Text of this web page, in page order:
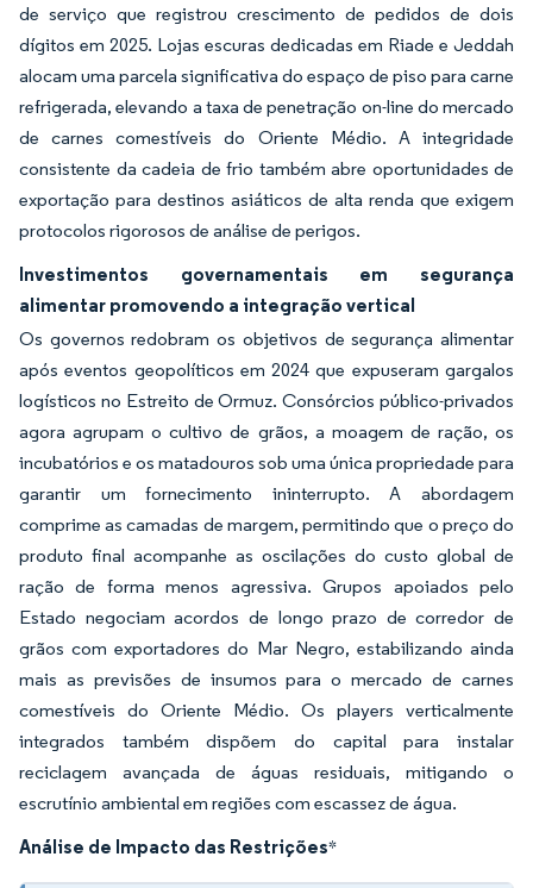
de serviço que registrou crescimento de pedidos de dois
dígitos em 2025. Lojas escuras dedicadas em Riade e Jeddah
alocam uma parcela significativa do espaço de piso para carne
refrigerada, elevando a taxa de penetração on-line do mercado
de carnes comestíveis do Oriente Médio. A integridade
consistente da cadeia de frio também abre oportunidades de
exportação para destinos asiáticos de alta renda que exigem
protocolos rigorosos de análise de perigos.
Investimentos governamentais em segurança
alimentar promovendo a integração vertical
Os governos redobram os objetivos de segurança alimentar
após eventos geopolíticos em 2024 que expuseram gargalos
logísticos no Estreito de Ormuz. Consórcios público-privados
agora agrupam o cultivo de grãos, a moagem de ração, os
incubatórios e os matadouros sob uma única propriedade para
garantir um fornecimento ininterrupto. A abordagem
comprime as camadas de margem, permitindo que o preço do
produto final acompanhe as oscilações do custo global de
ração de forma menos agressiva. Grupos apoiados pelo
Estado negociam acordos de longo prazo de corredor de
grãos com exportadores do Mar Negro, estabilizando ainda
mais as previsões de insumos para o mercado de carnes
comestíveis do Oriente Médio. Os players verticalmente
integrados também dispõem do capital para instalar
reciclagem avançada de águas residuais, mitigando o
escrutínio ambiental em regiões com escassez de água.
Análise de Impacto das Restrições*